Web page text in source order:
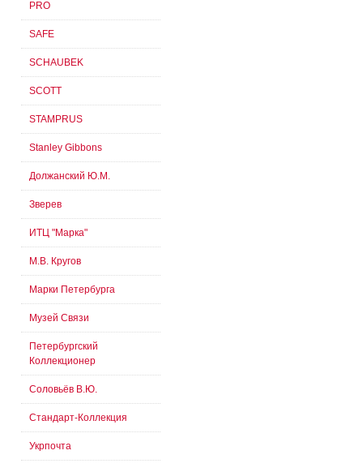
PRO
SAFE
SCHAUBEK
SCOTT
STAMPRUS
Stanley Gibbons
Должанский Ю.М.
Зверев
ИТЦ "Марка"
М.В. Кругов
Марки Петербурга
Музей Связи
Петербургский
Коллекционер
Соловьёв В.Ю.
Стандарт-Коллекция
Укрпочта